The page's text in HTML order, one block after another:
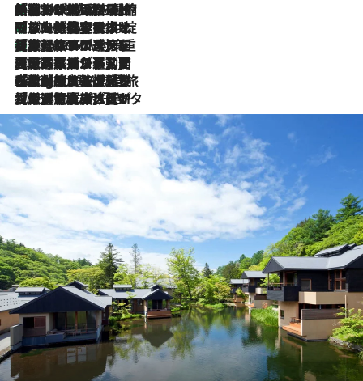
2026.8.6
「荷物が増えるほど旅ストレスは増す」美容ジャーナリストがたどり着いた最終結論。“化粧品を劇的に減らす”感動の凝縮美容とは
2026.8.6
「旅先には金髪ウィッグを持参」日本と同じメイクでは損してる!? 美容ジャーナリストが提案する“掟破りの旅美容”とは
2026.8.6
【厳選旅コスメ】「身軽さ＆UV対策重視！」ヘアアーティストshucoが選んだ夏旅ベストコスメを発表【Mサイズジップ】
2026.8.5
【厳選旅コスメ】国内をあちこち移動する河井菜摘が選んだ夏旅ベストコスメ発表！「リラックスアイテムはマスト」【Mサイズジップ】
2026.8.4
【厳選旅コスメ】「紫外線＆乾燥対策しながらメイク感も！」ヘア＆メイクGeorgeが選んだ夏旅ベストコスメを発表！【Mサイズジップ】
2026.8.3
【厳選旅コスメ】「保湿もタイパ重視！」“サウナ好き”タレント清水みさとが愛用する夏旅ベストコスメを発表！【Mサイズジップ】